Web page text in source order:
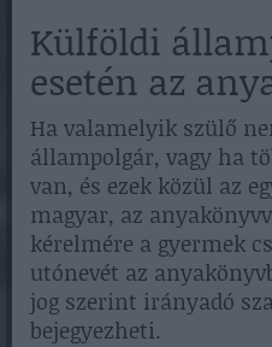
Külföldi
esetén az
Ha valamelyik szülő
állampolgár, vagy ha
van, és ezek közül az
magyar, az
kérelmére a gyermek
utónevét az
jog szerint irányadó
bejegyezheti.